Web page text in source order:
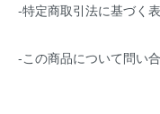
-特定商取引法に基づく
-この商品について問い